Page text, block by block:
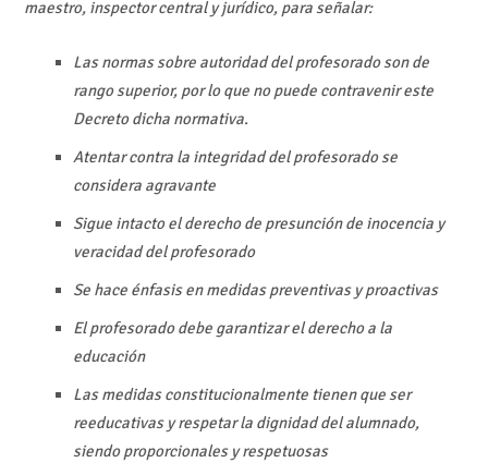
maestro, inspector central y jurídico, para señalar:
Las normas sobre autoridad del profesorado son de
rango superior, por lo que no puede contravenir este
Decreto dicha normativa.
Atentar contra la integridad del profesorado se
considera agravante
Sigue intacto el derecho de presunción de inocencia y
veracidad del profesorado
Se hace énfasis en medidas preventivas y proactivas
El profesorado debe garantizar el derecho a la
educación
Las medidas constitucionalmente tienen que ser
reeducativas y respetar la dignidad del alumnado,
siendo proporcionales y respetuosas